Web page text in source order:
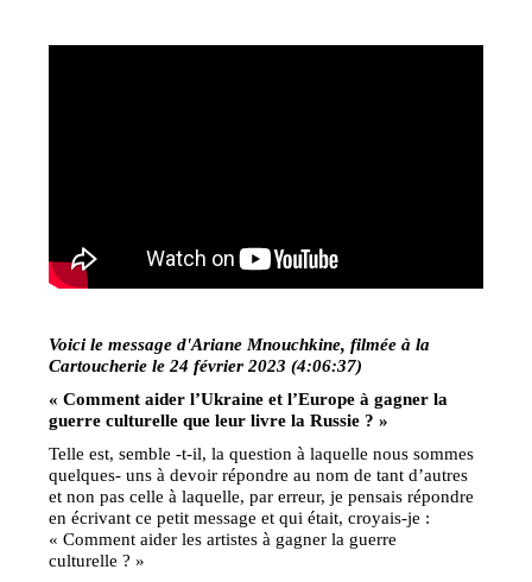
Voici le message d'Ariane Mnouchkine, filmée à la
Cartoucherie le 24 février 2023 (4:06:37)
« Comment aider l’Ukraine et l’Europe à gagner la
guerre culturelle que leur livre la Russie ? »
Telle est, semble -t-il, la question à laquelle nous sommes
quelques- uns à devoir répondre au nom de tant d’autres
et non pas celle à laquelle, par erreur, je pensais répondre
en écrivant ce petit message et qui était, croyais-je :
« Comment aider les artistes à gagner la guerre
culturelle ? »